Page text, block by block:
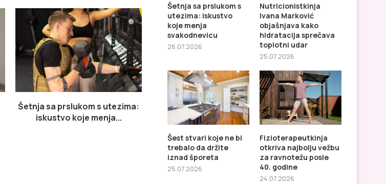
Šetnja sa prslukom s utezima:
iskustvo koje menja...
Nutricionistkinja Ivana
Marković objašnjava kako
Šest stvari koje ne bi
da držite...
Šetnja sa prslukom s
utezima: iskustvo
koje menja
svakodnevicu
26.07.2026
Nutricionistkinja
Ivana Marković
objašnjava kako
hidratacija sprečava
toplotni udar
25.07.2026
Šest stvari koje ne bi
trebalo da držite
iznad šporeta
25.07.2026
Fizioterapeutkinja
otkriva najbolju vežbu
za ravnotežu posle
40. godine
24.07.2026